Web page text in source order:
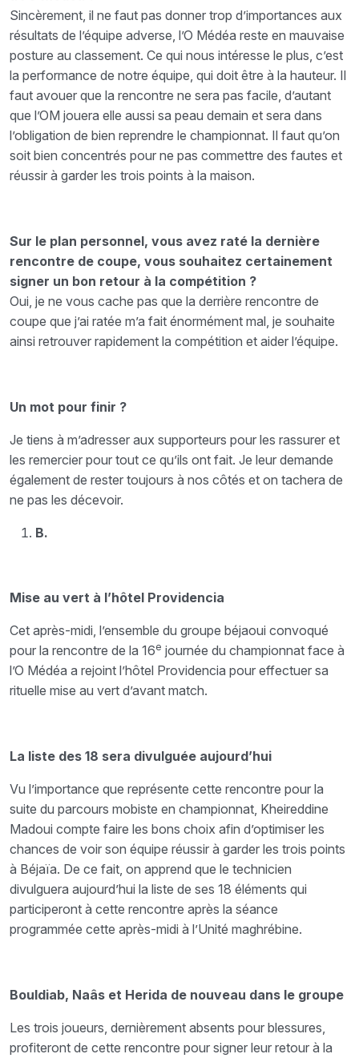
Sincèrement, il ne faut pas donner trop d’importances aux
résultats de l’équipe adverse, l’O Médéa reste en mauvaise
posture au classement. Ce qui nous intéresse le plus, c’est
la performance de notre équipe, qui doit être à la hauteur. Il
faut avouer que la rencontre ne sera pas facile, d’autant
que l’OM jouera elle aussi sa peau demain et sera dans
l’obligation de bien reprendre le championnat. Il faut qu’on
soit bien concentrés pour ne pas commettre des fautes et
réussir à garder les trois points à la maison.
Sur le plan personnel, vous avez raté la dernière
rencontre de coupe, vous souhaitez certainement
signer un bon retour à la compétition ?
Oui, je ne vous cache pas que la derrière rencontre de
coupe que j’ai ratée m’a fait énormément mal, je souhaite
ainsi retrouver rapidement la compétition et aider l’équipe.
Un mot pour finir ?
Je tiens à m’adresser aux supporteurs pour les rassurer et
les remercier pour tout ce qu’ils ont fait. Je leur demande
également de rester toujours à nos côtés et on tachera de
ne pas les décevoir.
B.
Mise au vert à l’hôtel Providencia
Cet après-midi, l’ensemble du groupe béjaoui convoqué
pour la rencontre de la 16e journée du championnat face à
l’O Médéa a rejoint l’hôtel Providencia pour effectuer sa
rituelle mise au vert d’avant match.
La liste des 18 sera divulguée aujourd’hui
Vu l’importance que représente cette rencontre pour la
suite du parcours mobiste en championnat, Kheireddine
Madoui compte faire les bons choix afin d’optimiser les
chances de voir son équipe réussir à garder les trois points
à Béjaïa. De ce fait, on apprend que le technicien
divulguera aujourd’hui la liste de ses 18 éléments qui
participeront à cette rencontre après la séance
programmée cette après-midi à l’Unité maghrébine.
Bouldiab, Naâs et Herida de nouveau dans le groupe
Les trois joueurs, dernièrement absents pour blessures,
profiteront de cette rencontre pour signer leur retour à la